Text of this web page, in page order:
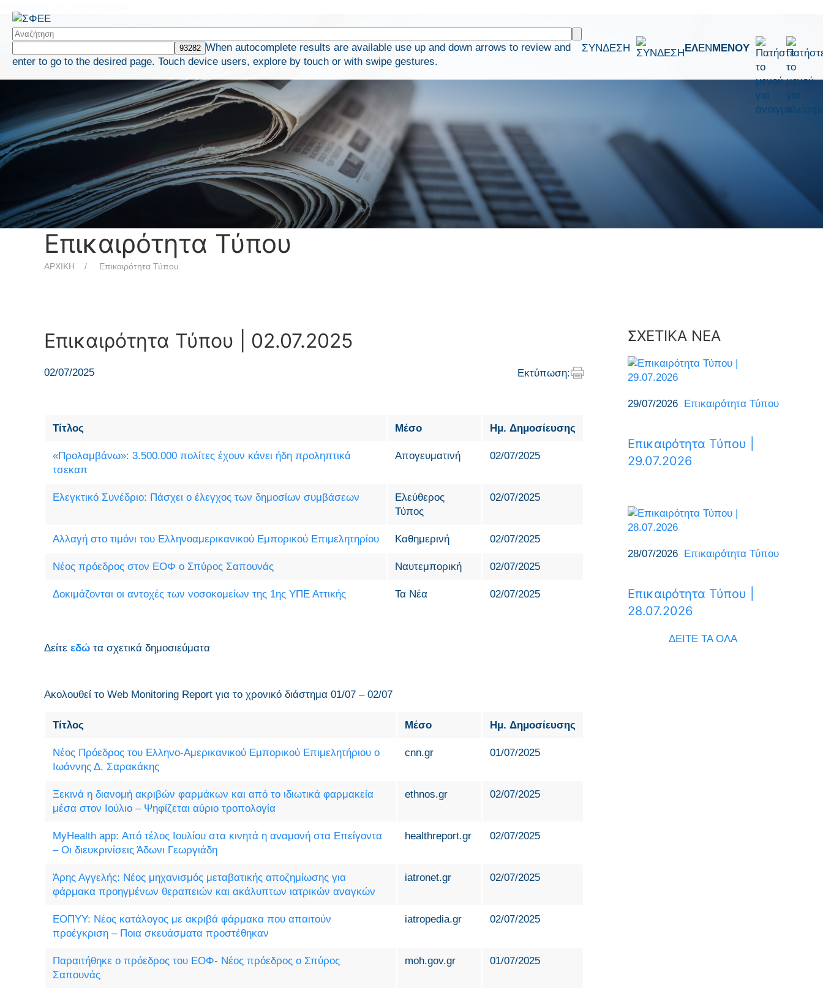
When autocomplete results are available use up and down arrows to review and
enter to go to the desired page. Touch device users, explore by touch or with swipe gestures.
ΣΥΝΔΕΣΗ ΕΛEN ΜΕΝΟΥ
Επικαιρότητα Τύπου
ΑΡΧΙΚΗ Επικαιρότητα Τύπου
Επικαιρότητα Τύπου | 02.07.2025
02/07/2025 Εκτύπωση:
Τίτλος Μέσο Ημ. Δημοσίευσης
«Προλαμβάνω»: 3.500.000 πολίτες έχουν κάνει ήδη προληπτικά
τσεκαπ
Απογευματινή 02/07/2025
Ελεγκτικό Συνέδριο: Πάσχει ο έλεγχος των δημοσίων συμβάσεων
Ελεύθερος
Τύπος
02/07/2025
Αλλαγή στο τιμόνι του Ελληνοαμερικανικού Εμπορικού Επιμελητηρίου Καθημερινή 02/07/2025
Νέος πρόεδρος στον ΕΟΦ ο Σπύρος Σαπουνάς Ναυτεμπορική 02/07/2025
Δοκιμάζονται οι αντοχές των νοσοκομείων της 1ης ΥΠΕ Αττικής Τα Νέα 02/07/2025
Δείτε εδώ τα σχετικά δημοσιεύματα
Ακολουθεί το Web Monitoring Report για τo χρονικό διάστημα 01/07 – 02/07
Τίτλος Μέσο Ημ. Δημοσίευσης
Νέος Πρόεδρος του Ελληνο-Aμερικανικού Εμπορικού Επιμελητήριου ο
Ιωάννης Δ. Σαρακάκης
cnn.gr 01/07/2025
Ξεκινά η διανομή ακριβών φαρμάκων και από το ιδιωτικά φαρμακεία
μέσα στον Ιούλιο – Ψηφίζεται αύριο τροπολογία
ethnos.gr 02/07/2025
MyHealth app: Από τέλος Ιουλίου στα κινητά η αναμονή στα Επείγοντα
– Οι διευκρινίσεις Άδωνι Γεωργιάδη
healthreport.gr 02/07/2025
Άρης Αγγελής: Νέος μηχανισμός μεταβατικής αποζημίωσης για
φάρμακα προηγμένων θεραπειών και ακάλυπτων ιατρικών αναγκών
iatronet.gr 02/07/2025
ΕΟΠΥΥ: Νέος κατάλογος με ακριβά φάρμακα που απαιτούν
προέγκριση – Ποια σκευάσματα προστέθηκαν
iatropedia.gr 02/07/2025
Παραιτήθηκε ο πρόεδρος του ΕΟΦ- Νέος πρόεδρος ο Σπύρος
Σαπουνάς
moh.gov.gr 01/07/2025
ΣΧΕΤΙΚΑ ΝΕΑ
29/07/2026 Επικαιρότητα Τύπου
Επικαιρότητα Τύπου |
29.07.2026
28/07/2026 Επικαιρότητα Τύπου
Επικαιρότητα Τύπου |
28.07.2026
ΔΕΙΤΕ ΤΑ ΟΛΑ